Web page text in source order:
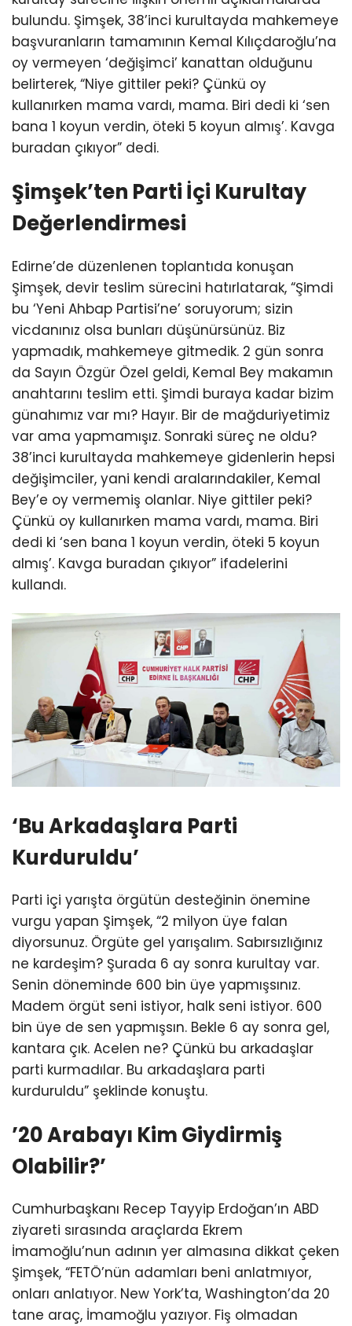
bulundu. Şimşek, 38’inci kurultayda mahkemeye
başvuranların tamamının Kemal Kılıçdaroğlu’na
oy vermeyen ‘değişimci’ kanattan olduğunu
belirterek, “Niye gittiler peki? Çünkü oy
kullanırken mama vardı, mama. Biri dedi ki ‘sen
bana 1 koyun verdin, öteki 5 koyun almış’. Kavga
buradan çıkıyor” dedi.
Şimşek’ten Parti İçi Kurultay
Değerlendirmesi
Edirne’de düzenlenen toplantıda konuşan
Şimşek, devir teslim sürecini hatırlatarak, “Şimdi
bu ‘Yeni Ahbap Partisi’ne’ soruyorum; sizin
vicdanınız olsa bunları düşünürsünüz. Biz
yapmadık, mahkemeye gitmedik. 2 gün sonra
da Sayın Özgür Özel geldi, Kemal Bey makamın
anahtarını teslim etti. Şimdi buraya kadar bizim
günahımız var mı? Hayır. Bir de mağduriyetimiz
var ama yapmamışız. Sonraki süreç ne oldu?
38’inci kurultayda mahkemeye gidenlerin hepsi
değişimciler, yani kendi aralarındakiler, Kemal
Bey’e oy vermemiş olanlar. Niye gittiler peki?
Çünkü oy kullanırken mama vardı, mama. Biri
dedi ki ‘sen bana 1 koyun verdin, öteki 5 koyun
almış’. Kavga buradan çıkıyor” ifadelerini
kullandı.
‘Bu Arkadaşlara Parti
Kurduruldu’
Parti içi yarışta örgütün desteğinin önemine
vurgu yapan Şimşek, “2 milyon üye falan
diyorsunuz. Örgüte gel yarışalım. Sabırsızlığınız
ne kardeşim? Şurada 6 ay sonra kurultay var.
Senin döneminde 600 bin üye yapmışsınız.
Madem örgüt seni istiyor, halk seni istiyor. 600
bin üye de sen yapmışsın. Bekle 6 ay sonra gel,
kantara çık. Acelen ne? Çünkü bu arkadaşlar
parti kurmadılar. Bu arkadaşlara parti
kurduruldu” şeklinde konuştu.
’20 Arabayı Kim Giydirmiş
Olabilir?’
Cumhurbaşkanı Recep Tayyip Erdoğan’ın ABD
ziyareti sırasında araçlarda Ekrem
İmamoğlu’nun adının yer almasına dikkat çeken
Şimşek, “FETÖ’nün adamları beni anlatmıyor,
onları anlatıyor. New York’ta, Washington’da 20
tane araç, İmamoğlu yazıyor. Fiş olmadan